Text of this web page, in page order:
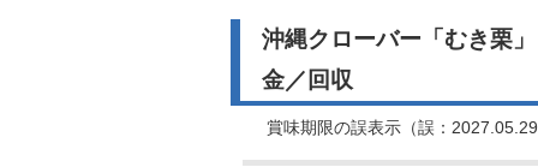
沖縄クローバー「むき栗
金／回収
賞味期限の誤表示（誤：